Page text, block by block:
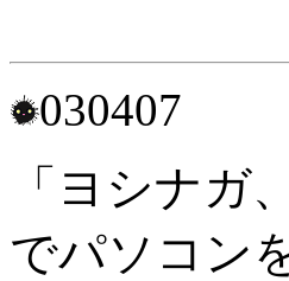
030407
「ヨシナガ
でパソコン